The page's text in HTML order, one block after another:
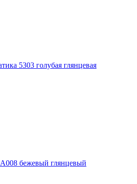
5303 голубая глянцевая
бежевый глянцевый